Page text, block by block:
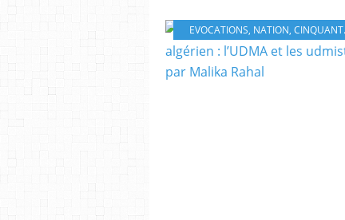
EVOCATIONS, NATION, CINQUANTENAIRE